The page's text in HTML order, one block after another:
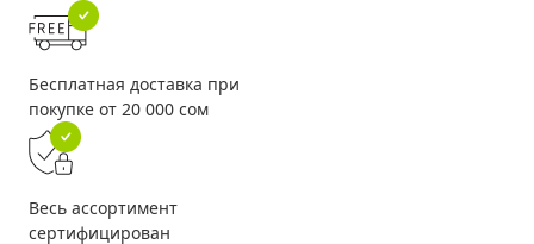
Бесплатная доставка при
покупке от 20 000 сом
Весь ассортимент
сертифицирован